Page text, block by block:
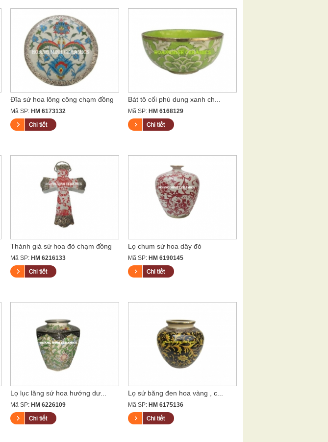
Đĩa sứ hoa lông công chạm đồng
Mã SP: HM 6173132
Bát tô cối phù dung xanh ch...
Mã SP: HM 6168129
Thánh giá sứ hoa đỏ chạm đồng
Mã SP: HM 6216133
Lọ chum sứ hoa dây đỏ
Mã SP: HM 6190145
Lọ lục lăng sứ hoa hướng dư...
Mã SP: HM 6226109
Lọ sứ băng đen hoa vàng , c...
Mã SP: HM 6175136